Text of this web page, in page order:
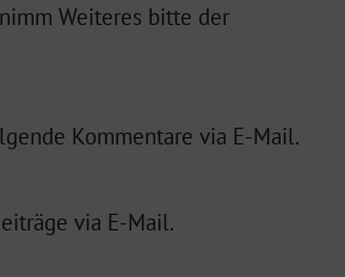
Weiteres bitte der
Kommentare via E-Mail.
via E-Mail.